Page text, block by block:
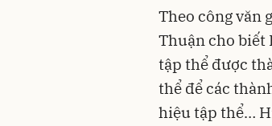
Theo công văn
Thuận cho biết
tập thể được
thể để các
hiệu tập thể…